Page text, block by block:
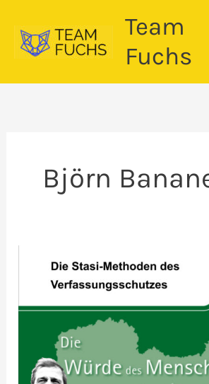
Inhalt
springen
Team
Fuchs
Björn